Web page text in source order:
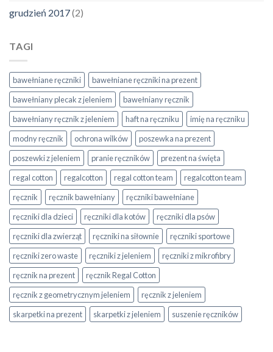
grudzień 2017(2)
TAGI
bawełniane ręczniki
bawełniane ręczniki na prezent
bawełniany plecak z jeleniem
bawełniany ręcznik
bawełniany ręcznik z jeleniem
haft na ręczniku
imię na ręczniku
modny ręcznik
ochrona wilków
poszewka na prezent
poszewki z jeleniem
pranie ręczników
prezent na święta
regal cotton
regalcotton regal cotton team
regalcotton team
ręcznik
ręcznik bawełniany
ręczniki bawełniane
ręczniki dla dzieci
ręczniki dla kotów
ręczniki dla psów
ręczniki dla zwierząt
ręczniki na siłownie
ręczniki sportowe
ręczniki zero waste
ręczniki z jeleniem
ręczniki z mikrofibry
ręcznik na prezent
ręcznik Regal Cotton
ręcznik z geometrycznym jeleniem
ręcznik z jeleniem
skarpetki na prezent
skarpetki z jeleniem suszenie ręczników